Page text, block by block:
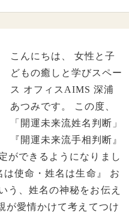
こんにちは、 女性と子
どもの癒しと学びスペー
ス オフィスAIMS 深浦
あつみです。 この度、
「開運未来流姓名判断」
『開運未来流手相判断』
ができるようになりまし
使命・姓名は生命』 お
う、姓名の神秘をお伝え
が愛情かけて考えてつけ